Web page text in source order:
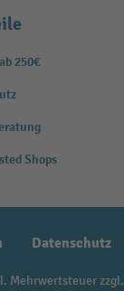
250€
Shops
Datenschutz
Mehrwertsteuer zzgl.